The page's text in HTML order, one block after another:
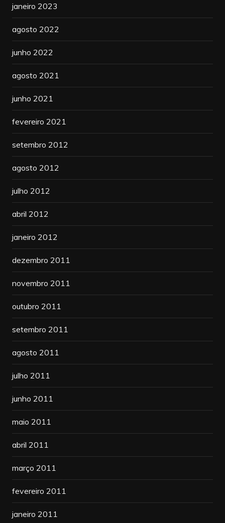
janeiro 2023
agosto 2022
junho 2022
agosto 2021
junho 2021
fevereiro 2021
setembro 2012
agosto 2012
julho 2012
abril 2012
janeiro 2012
dezembro 2011
novembro 2011
outubro 2011
setembro 2011
agosto 2011
julho 2011
junho 2011
maio 2011
abril 2011
março 2011
fevereiro 2011
janeiro 2011